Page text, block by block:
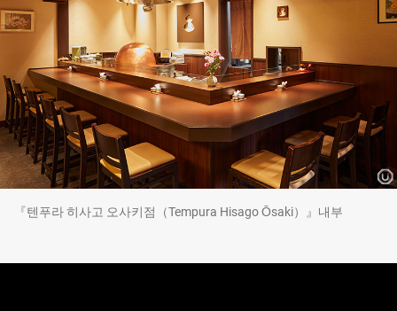
『텐푸라 히사고 오사키점（Tempura Hisago Ōsaki）』내부